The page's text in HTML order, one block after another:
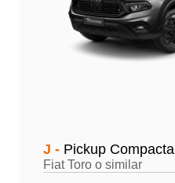
J - Pickup Compacta
Fiat Toro o similar